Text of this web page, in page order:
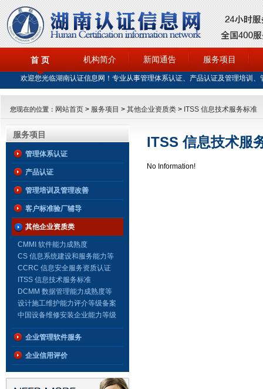
首 页
欢迎您光临湖南认证信息网！专业从事管理体系认证、产品认证及管理培训
机构简介 新闻通告 服务项目
您现在的位置： 网站首页 > 服务项目 > 其他企业资质类 > ITSS 信息技术服务标准
服务项目
管理体系认证
产品认证
管理培训及管理改善
客户标准验厂辅导
其他企业资质类
CMMI 软件能力成熟度
CS 信息系统建设和服务能力等
级
CCRC 信息安全服务资质认证
证书
ITSS 信息技术服务标准
DCMM 数据管理能力成熟度等
级证书
设计施工维护能力评介等级备案
证书（安防证书）
中国设备维修安装企业能力等级
证书
企业管理软件服务
企业信用评价
ITSS 信息技术服
No Information!